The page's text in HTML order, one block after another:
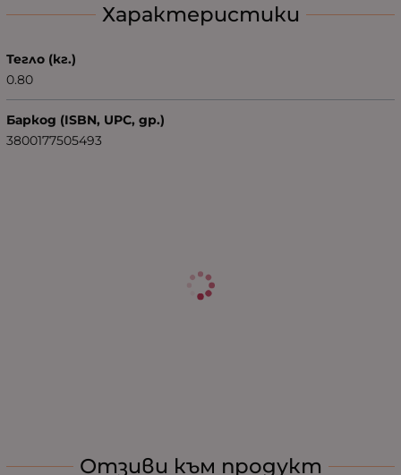
Характеристики
Тегло (кг.)
0.80
Баркод (ISBN, UPC, др.)
3800177505493
Отзиви към продукт